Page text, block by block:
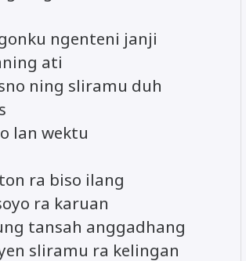
ngenteni janji
ati
ning sliramu duh
lan wektu
ra biso ilang
ra karuan
tansah anggadhang
sliramu ra kelingan